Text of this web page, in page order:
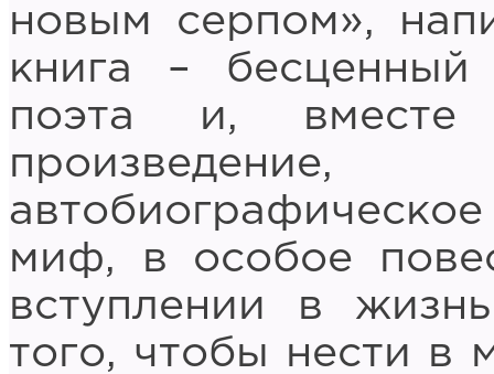
новым серпом»,
книга –
поэта и,
миф, в особое
вступлении в
того, чтобы нести в